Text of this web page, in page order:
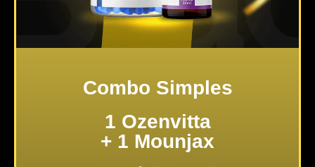
Combo Simples
1 Ozenvitta
+ 1 Mounjax